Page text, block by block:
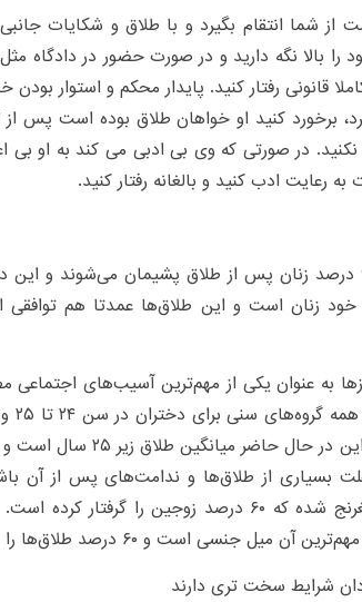
از شما انتقام بگیرد و با طلاق و شکایات
را بالا نگه دارید و در صورت حضور در دادگاه
قانونی رفتار کنید. پایدار محکم و استوار
برخورد کنید او خواهان طلاق بوده است
در صورتی که وی بی ادبی می کند به او بی
رعایت ادب کنید و بالغانه رفتار کنید.
آمارها‌ نشان می‌دهد ۹۰ درصد زنان پس از طلاق پشیمان
زنان است و این طلاق‌ها عمدتا هم توافقی
به عنوان یکی از مهم‌ترین آسیب‌های
را درگیر کرده است.
بسیاری از طلاق‌ها و ندامت‌های پس از آن
استان‌ها تا آن اندازه بغرنج شده که ۶۰ درصد زوجین
است و ۶۰ درصد طلاق‌ها را نیز شامل می‌شود.
شرایط سخت تری دارند